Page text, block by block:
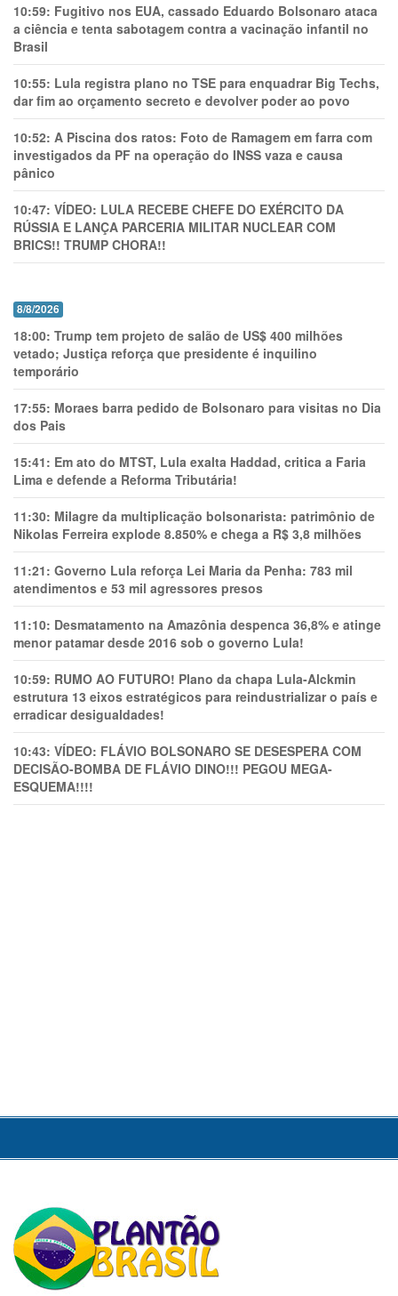
10:59: Fugitivo nos EUA, cassado Eduardo Bolsonaro ataca
a ciência e tenta sabotagem contra a vacinação infantil no
Brasil
10:55: Lula registra plano no TSE para enquadrar Big Techs,
dar fim ao orçamento secreto e devolver poder ao povo
10:52: A Piscina dos ratos: Foto de Ramagem em farra com
investigados da PF na operação do INSS vaza e causa
pânico
10:47: VÍDEO: LULA RECEBE CHEFE DO EXÉRCITO DA
RÚSSIA E LANÇA PARCERIA MILITAR NUCLEAR COM
BRICS!! TRUMP CHORA!!
8/8/2026
18:00: Trump tem projeto de salão de US$ 400 milhões
vetado; Justiça reforça que presidente é inquilino
temporário
17:55: Moraes barra pedido de Bolsonaro para visitas no Dia
dos Pais
15:41: Em ato do MTST, Lula exalta Haddad, critica a Faria
Lima e defende a Reforma Tributária!
11:30: Milagre da multiplicação bolsonarista: patrimônio de
Nikolas Ferreira explode 8.850% e chega a R$ 3,8 milhões
11:21: Governo Lula reforça Lei Maria da Penha: 783 mil
atendimentos e 53 mil agressores presos
11:10: Desmatamento na Amazônia despenca 36,8% e atinge
menor patamar desde 2016 sob o governo Lula!
10:59: RUMO AO FUTURO! Plano da chapa Lula-Alckmin
estrutura 13 eixos estratégicos para reindustrializar o país e
erradicar desigualdades!
10:43: VÍDEO: FLÁVIO BOLSONARO SE DESESPERA COM
DECISÃO-BOMBA DE FLÁVIO DINO!!! PEGOU MEGA-
ESQUEMA!!!!